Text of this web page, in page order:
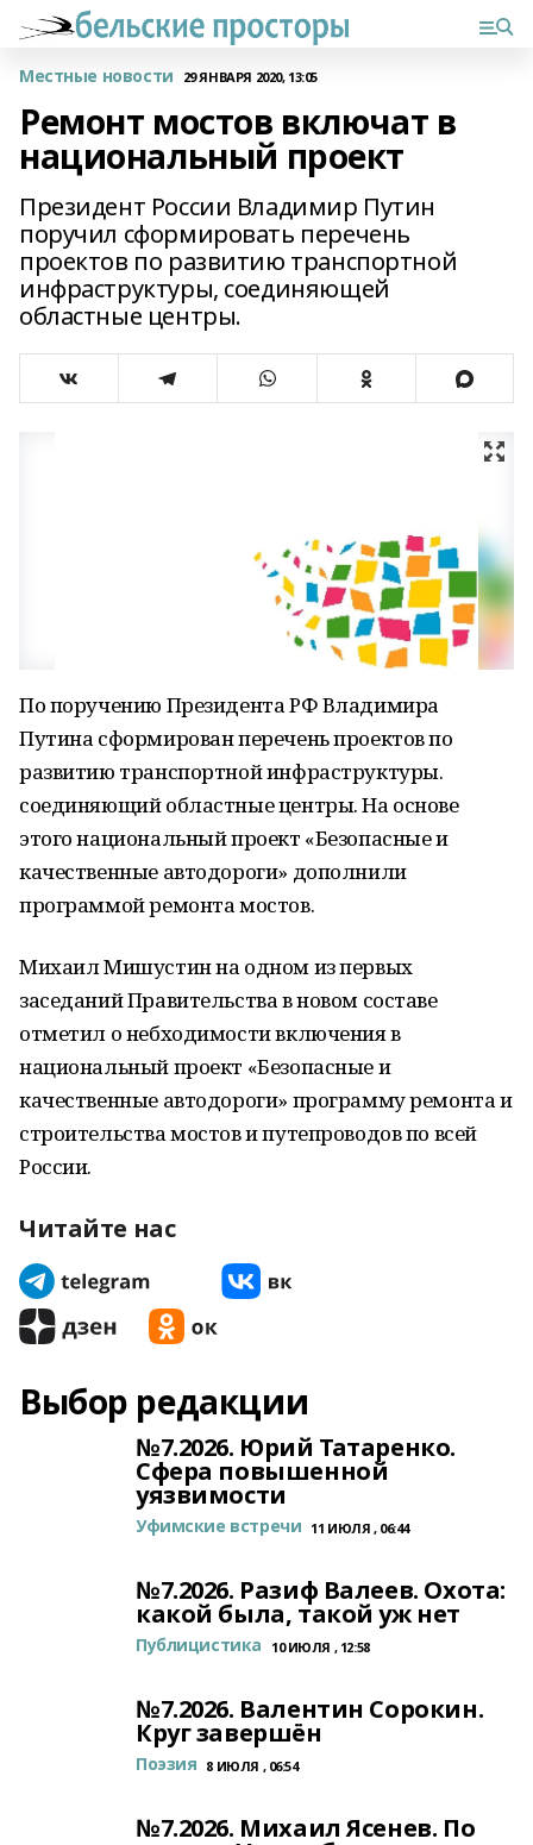
Местные новости 29 ЯНВАРЯ 2020, 13:05
Ремонт мостов включат в
национальный проект
Президент России Владимир Путин
поручил сформировать перечень
проектов по развитию транспортной
инфраструктуры, соединяющей
областные центры.
По поручению Президента РФ Владимира
Путина сформирован перечень проектов по
развитию транспортной инфраструктуры.
соединяющий областные центры. На основе
этого национальный проект «Безопасные и
качественные автодороги» дополнили
программой ремонта мостов.
Михаил Мишустин на одном из первых
заседаний Правительства в новом составе
отметил о небходимости включения в
национальный проект «Безопасные и
качественные автодороги» программу ремонта и
строительства мостов и путепроводов по всей
России.
Читайте нас
Выбор редакции
№7.2026. Юрий Татаренко.
Сфера повышенной
уязвимости
Уфимские встречи 11 ИЮЛЯ , 06:44
№7.2026. Разиф Валеев. Охота:
какой была, такой уж нет
Публицистика 10 ИЮЛЯ , 12:58
№7.2026. Валентин Сорокин.
Круг завершён
Поэзия 8 ИЮЛЯ , 06:54
№7.2026. Михаил Ясенев. По